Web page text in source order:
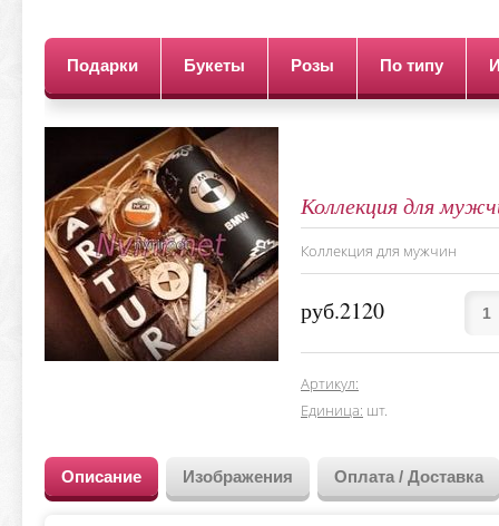
Подарки Букеты Розы По типу
Коллекция для
Коллекция для мужчин
руб.2120
Артикул:
Единица: шт.
Описание Изображения Оплата / Доставка